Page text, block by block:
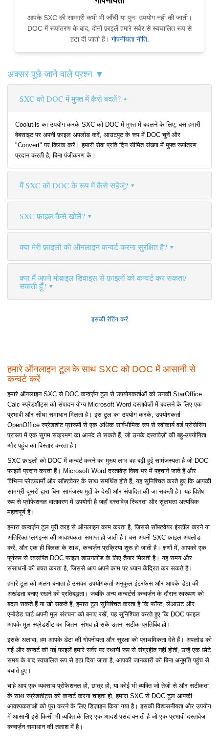
आपके SXC की सामग्री कभी भी जाँची या पुनः उपयोग नहीं की जाती।
DOC में रूपांतरण के बाद, दोनों फ़ाइलें हमारे सर्वर से स्वचालित रूप से
हटा दी जाती हैं। गोपनीयता नीति.
अक्सर पूछे जाने वाले प्रश्न ▼
SXC को DOC में मुफ्त में कैसे बदलें?
Coolutils का उपयोग करके SXC को DOC में मुफ्त में बदलने के लिए, बस हमारी
वेबसाइट पर अपनी फ़ाइल अपलोड करें, आउटपुट के रूप में DOC चुनें और
"Convert" पर क्लिक करें। हमारी सेवा प्रति दिन सीमित संख्या में मुफ्त रूपांतरण
प्रदान करती है, बिना पंजीकरण के।
मैं SXC को DOC के रूप में कैसे सहेजूं?
SXC फ़ाइल कैसे खोलें?
क्या मेरी फ़ाइलों को ऑनलाइन कन्वर्ट करना सुरक्षित है?
क्या मैं अपने मोबाइल डिवाइस से फ़ाइलों को कन्वर्ट कर सकता/
सकती हूँ?
इसकी रेटिंग करें
हमारे ऑनलाइन टूल के साथ SXC को DOC में आसानी से
कन्वर्ट करें
हमारे ऑनलाइन SXC से DOC कन्वर्ज़न टूल से उपयोगकर्ताओं को उनकी StarOffice
Calc स्प्रेडशीट्स को संपादन योग्य Microsoft Word दस्तावेज़ों में बदलने के लिए एक
प्रभावी और सीधा समाधान मिलता है। इस टूल का उपयोग करके, उपयोगकर्ता
OpenOffice स्प्रेडशीट प्रारूपों से एक अधिक सार्वभौमिक रूप से स्वीकार्य वर्ड प्रोसेसिंग
प्रारूप में एक सुगम संक्रमण का आनंद ले सकते हैं, जो उनके दस्तावेज़ों की बहु-उपयोगिता
और पहुंच का विस्तार करता है।
SXC फ़ाइलों को DOC में कन्वर्ट करने का मुख्य लाभ वह बढ़ी हुई सामंजस्यता है जो DOC
फाइलें प्रदान करती हैं। Microsoft Word दस्तावेज़ विश्व भर में पहचाने जाते हैं और
विभिन्न प्लेटफार्मों और सॉफ़्टवेयर के साथ समर्थित होते हैं, यह सुनिश्चित करते हुए कि आपकी
सामग्री दूसरों द्वारा बिना सामंजस्य मुद्दों के देखी और संपादित की जा सकती है। यह विशेष
रूप से प्रोफेशनल वातावरण में उपयोगी है जहाँ दस्तावेज़ स्थिरता और सुलभता अत्यधिक
महत्वपूर्ण हैं।
हमारा कन्वर्ज़न टूल पूरी तरह से ऑनलाइन काम करता है, जिससे सॉफ़्टवेयर इंस्टॉल करने या
अतिरिक्त प्लगइन्स की आवश्यकता समाप्त हो जाती है। बस अपनी SXC फ़ाइल अपलोड
करें, और एक ही क्लिक के साथ, कन्वर्ज़न प्रक्रिया शुरू हो जाती है। क्षणों में, आपको एक
पूर्णरूप से स्वरूपित DOC फाइल डाउनलोड के लिए तैयार मिलती है। यह समय और
संसाधनों की बचत करता है, जिससे आप अपने काम पर ध्यान केंद्रित कर सकते हैं।
हमारे टूल को अलग बनाता है उसका उपयोगकर्ता-अनुकूल इंटरफेस और आपके डेटा की
अखंडता बनाए रखने की प्रतिबद्धता। जबकि अन्य कन्वर्टर्स कन्वर्ज़न के दौरान स्वरूपण को
बदल सकते हैं या खो सकते हैं, हमारा टूल सुनिश्चित करता है कि फॉन्ट, लेआउट और
एम्बेडेड चार्ट अपनी मूल संरचना को बनाए रखें, यह सुनिश्चित करते हुए कि DOC फाइल
आपके मूल स्प्रेडशीट का जितना संभव हो सके उतना सटीक प्रतिबिंब हो।
इसके अलावा, हम आपके डेटा की गोपनीयता और सुरक्षा को प्राथमिकता देते हैं। अपलोड की
गई और कन्वर्ट की गई फाइलें हमारे सर्वर पर स्थायी रूप से संग्रहीत नहीं होतीं; उन्हें एक छोटे
समय के बाद स्वचालित रूप से हटा दिया जाता है, आपकी जानकारी को बिना अनुमति पहुंच से
बचाते हुए।
चाहे आप एक व्यवसाय प्रोफेशनल हों, छात्र हों, या कोई भी व्यक्ति जो तेजी से और सटीकता
के साथ स्प्रेडशीट्स को कन्वर्ट करना चाहता हो, हमारा SXC से DOC टूल आपकी
आवश्यकताओं को पूरा करने के लिए डिज़ाइन किया गया है। इसकी विश्वसनीयता और उपयोग
में आसानी इसे किसी भी व्यक्ति के लिए एक आदर्श पसंद बनाती है जो एक प्रभावी दस्तावेज़
कन्वर्ज़न समाधान की तलाश में है।